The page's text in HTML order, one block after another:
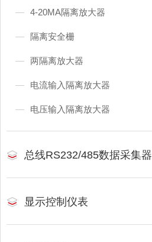
4-20MA隔离放大器
隔离安全栅
两隔离放大器
电流输入隔离放大器
电压输入隔离放大器
总线RS232/485数据采集器
显示控制仪表